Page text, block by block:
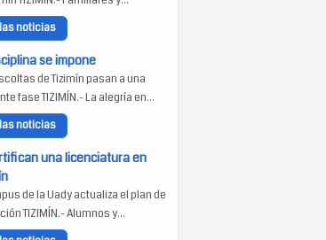
noticias
se impone
de Tizimín pasan a una
fase TIZIMÍN.- La alegría en...
noticias
una licenciatura en
de la Uady actualiza el plan de
TIZIMÍN.- Alumnos y...